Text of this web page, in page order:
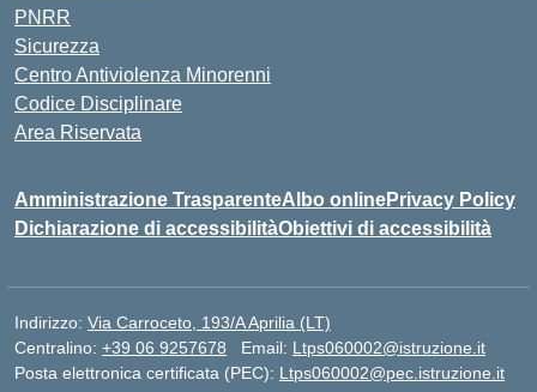
PNRR
Sicurezza
Centro Antiviolenza Minorenni
Codice Disciplinare
Area Riservata
Amministrazione TrasparenteAlbo onlinePrivacy Policy
Dichiarazione di accessibilitàObiettivi di accessibilità
Indirizzo: Via Carroceto, 193/A Aprilia (LT)
Centralino: +39 06 9257678 Email: Ltps060002@istruzione.it
Posta elettronica certificata (PEC): Ltps060002@pec.istruzione.it